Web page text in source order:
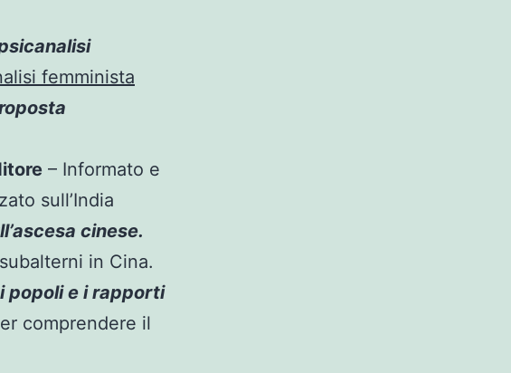
femminista
– Informato e
sull’India
cinese.
in Cina.
popoli e i rapporti
comprendere il